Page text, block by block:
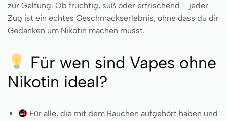
zur Geltung. Ob fruchtig, süß oder erfrischend – jeder
Zug ist ein echtes Geschmackserlebnis, ohne dass du dir
Gedanken um Nikotin machen musst.
Für wen sind Vapes ohne
Nikotin ideal?
Für alle, die mit dem Rauchen aufgehört haben und